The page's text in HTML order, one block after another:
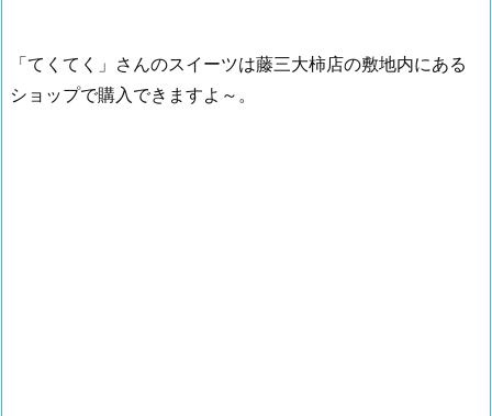
「てくてく」さんのスイーツは藤三大柿店の敷地内にある
ショップで購入できますよ～。